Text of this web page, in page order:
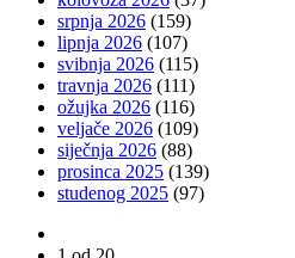
srpnja 2026 (159)
lipnja 2026 (107)
svibnja 2026 (115)
travnja 2026 (111)
ožujka 2026 (116)
veljače 2026 (109)
siječnja 2026 (88)
prosinca 2025 (139)
studenog 2025 (97)